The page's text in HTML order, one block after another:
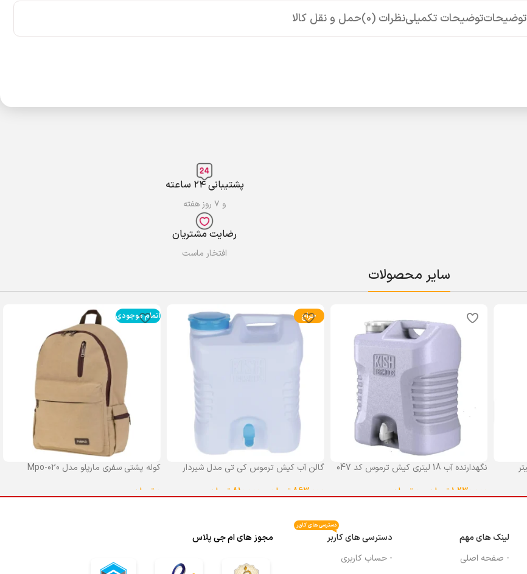
توضیحاتتوضیحات تکمیلینظرات (0) حمل و نقل کالا
پشتیبانی ۲۴ ساعته
و ۷ روز هفته
رضایت مشتریان
افتخار ماست
سایر محصولات
نگهدارنده آب 18 لیتری کیش ترموس کد 047
1,230,000تومان تومان
حراج
گالن آب کیش ترموس کی تی مدل شیردار
863,000 تومان 810,000 تومان
اتمام موجودی
کوله پشتی سفری مارپلو مدل Mpo-020
تومان
لینک های مهم
- صفحه اصلی
دسترسی های کاربر
دسترسی های کاربر
- حساب کاربری
مجوز های ام جی پلاس